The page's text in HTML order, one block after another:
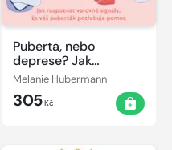
Puberta, nebo
deprese? Jak
rozpoznat varovné
puberťák potřebuje
Melanie Hubermann
305Kč